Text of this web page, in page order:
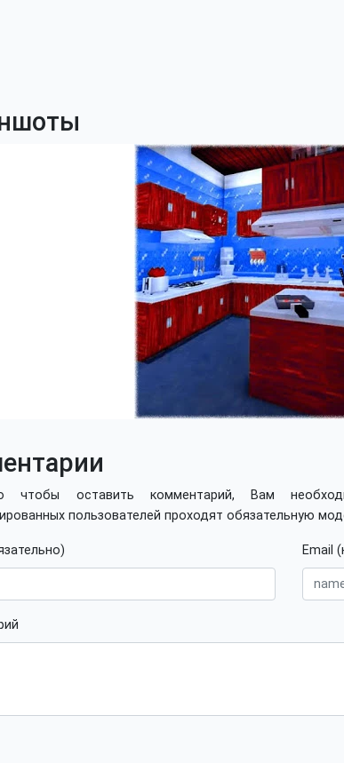
чтобы оставить комментарий, Вам
пользователей проходят обязательную
Email